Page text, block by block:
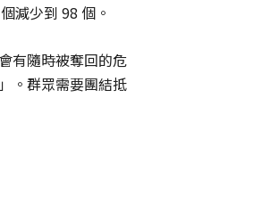
減少到 98 個。
有隨時被奪回的危
。群眾需要團結抵